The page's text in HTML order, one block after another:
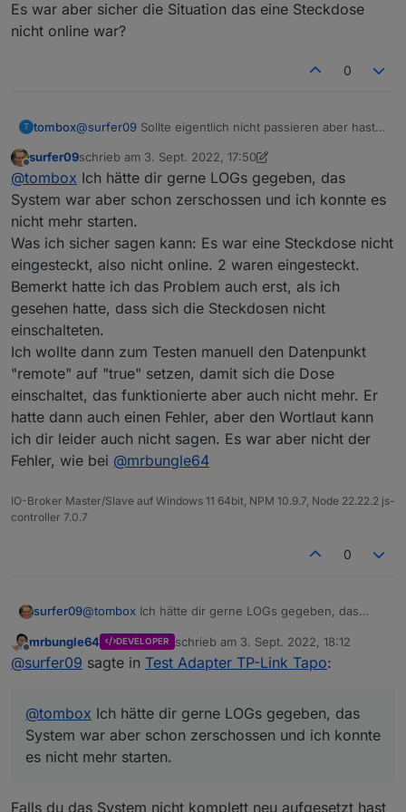
Ich nutze die Dosen nämlich, um den Überschuss von
meinem Balkonkraftwerk zu verbrauchen. Sobald
beispielsweise einen Akku oder ähnliches. Jetzt habe
erreichbar ist.
2022-09-02 16:28:39.437  -
2022-09-02 16:28:44.449  -
2022-09-02 16:28:48.577  -
2022-09-02 16:28:49.456  -
2022-09-02 16:28:49.456  -
2022-09-02 16:28:50.583  -
2022-09-02 16:28:50.583  -
Es war aber sicher die Situation das eine Steckdose
nicht online war?
0
T tombox@surfer09 Sollte eigentlich nicht passieren aber hast
Es war aber sicher die Situation das eine Steckdose
nicht online war?
Offline
surfer09schrieb am 3. Sept. 2022, 17:50
zuletzt editiert von surfer09 9. März 2022, 19:51
@tombox Ich hätte dir gerne LOGs gegeben, das
System war aber schon zerschossen und ich konnte es
nicht mehr starten.
Was ich sicher sagen kann: Es war eine Steckdose nicht
eingesteckt, also nicht online. 2 waren eingesteckt.
Bemerkt hatte ich das Problem auch erst, als ich
gesehen hatte, dass sich die Steckdosen nicht
einschalteten.
Ich wollte dann zum Testen manuell den Datenpunkt
"remote" auf "true" setzen, damit sich die Dose
einschaltet, das funktionierte aber auch nicht mehr. Er
hatte dann auch einen Fehler, aber den Wortlaut kann
ich dir leider auch nicht sagen. Es war aber nicht der
Fehler, wie bei @mrbungle64
IO-Broker Master/Slave auf Windows 11 64bit, NPM 10.9.7, Node 22.22.2 js-
controller 7.0.7
0
surfer09@tombox Ich hätte dir gerne LOGs gegeben, das
es nicht mehr starten.
Was ich sicher sagen kann: Es war eine Steckdose
Bemerkt hatte ich das Problem auch erst, als ich
gesehen hatte, dass sich die Steckdosen nicht
einschalteten.
Ich wollte dann zum Testen manuell den Datenpunkt
einschaltet, das funktionierte aber auch nicht mehr. Er
Offline
mrbungle64 DEVELOPER schrieb am 3. Sept. 2022, 18:12
zuletzt editiert von
@surfer09 sagte in Test Adapter TP-Link Tapo:
@tombox Ich hätte dir gerne LOGs gegeben, das
System war aber schon zerschossen und ich konnte
es nicht mehr starten.
Falls du das System nicht komplett neu aufgesetzt hast